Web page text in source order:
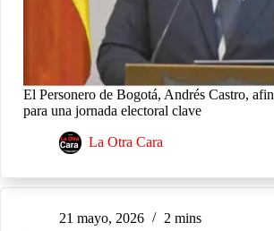
El Personero de Bogotá, Andrés Castro,
para una jornada electoral clave
La Otra Cara
21 mayo, 2026 2 mins